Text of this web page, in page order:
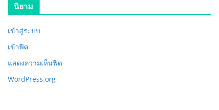
นิยาม
เข้าสู่ระบบ
เข้าฟีด
แสดงความเห็นฟีด
WordPress.org